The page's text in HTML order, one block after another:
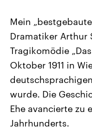
Landtagswahl
Alle Informationen
Sachsen-Anhalt wählt
September 2026 einen
Landtag. Seit 2021 wird
Bundesland von einer
CDU, SPD und FDP
Umfragen, Prognosen,
Mein
Dramatiker Arthur
Tragikomödie
Oktober 1911 in
wurde. Die
Ehe avancierte zu
Jahrhunderts.